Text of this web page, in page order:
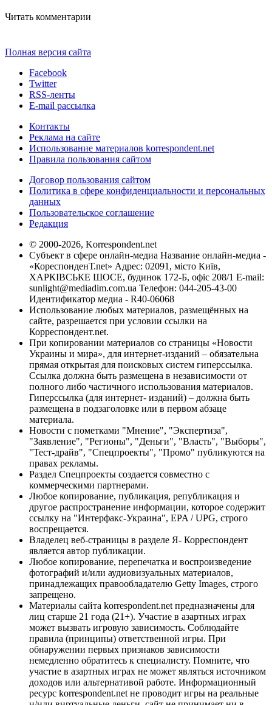
Читать комментарии
Полная версия сайта
Facebook
Twitter
RSS-ленты
E-mail рассылка
Контакты
Реклама на сайте
Использование материалов korrespondent.net
Правила пользования сайтом
Договор пользования сайтом
Политика в сфере конфиденциальности и персональных
данных
Пользовательское соглашение
Редакция
© 2000-2026, Korrespondent.net
Субъект в сфере онлайн-медиа Название онлайн-медиа -
«КореспонденТ.net» Адрес: 02091, місто Київ,
ХАРКІВСЬКЕ ШОСЕ, будинок 172-Б, офіс 208/1 E-mail:
sunlight@mediadim.com.ua Телефон: 044-205-43-00
Идентификатор медиа - R40-06068
Использование любых материалов, размещённых на
сайте, разрешается при условии ссылки на
Корреспондент.net.
При копировании материалов со страницы «Новости
Украины и мира», для интернет-изданий – обязательна
прямая открытая для поисковых систем гиперссылка.
Ссылка должна быть размещена в независимости от
полного либо частичного использования материалов.
Гиперссылка (для интернет- изданий) – должна быть
размещена в подзаголовке или в первом абзаце
материала.
Новости с пометками "Мнение", "Экспертиза",
"Заявление", "Регионы", "Деньги", "Власть", "Выборы",
"Тест-драйв", "Спецпроекты", "Промо" публикуются на
правах рекламы.
Раздел Спецпроекты создается совместно с
коммерческими партнерами.
Любое копирование, публикация, републикация и
другое распространение информации, которое содержит
ссылку на "Интерфакс-Украина", EPA / UPG, строго
воспрещается.
Владелец веб-страницы в разделе Я- Корреспондент
является автор публикации.
Любое копирование, перепечатка и воспроизведение
фотографий и/или аудиовизуальных материалов,
принадлежащих правообладателю Getty Images, строго
запрещено.
Материалы сайта korrespondent.net предназначены для
лиц старше 21 года (21+). Участие в азартных играх
может вызвать игровую зависимость. Соблюдайте
правила (принципы) ответственной игры. При
обнаружении первых признаков зависимости
немедленно обратитесь к специалисту. Помните, что
участие в азартных играх не может являться источником
доходов или альтернативой работе. Информационный
ресурс korrespondent.net не проводит игры на реальные